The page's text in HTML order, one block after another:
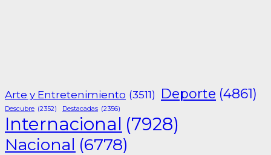
Arte y Entretenimiento (3511) Deporte (4861)
Descubre (2352) Destacadas (2356)
Internacional (7928)
Nacional (6778)